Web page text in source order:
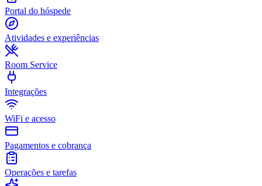
Portal do hóspede
Atividades e experiências
Room Service
Integrações
WiFi e acesso
Pagamentos e cobrança
Operações e tarefas